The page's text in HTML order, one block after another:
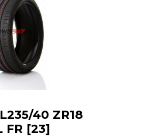
40 ZR18
FR [23]